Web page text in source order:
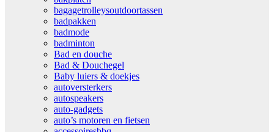
bagagetrolleysoutdoortassen
badpakken
badmode
badminton
Bad en douche
Bad & Douchegel
Baby luiers & doekjes
autoversterkers
autospeakers
auto-gadgets
auto’s motoren en fietsen